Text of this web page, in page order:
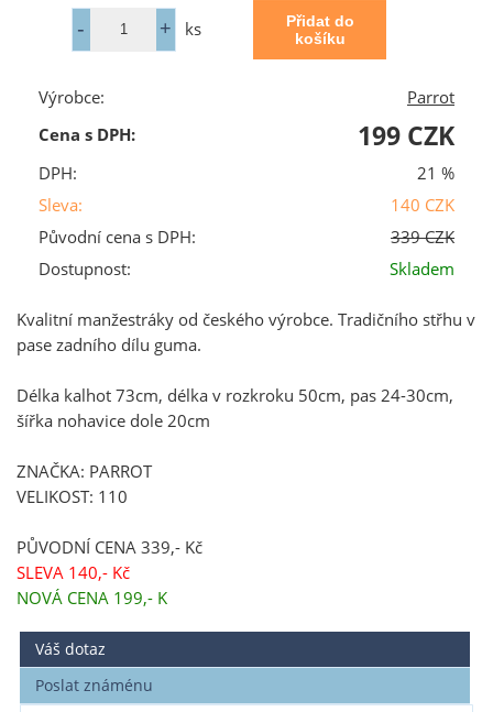
ks
Výrobce:
Parrot
Cena s DPH:
199 CZK
DPH:
21 %
Sleva:
140 CZK
Původní cena s DPH:
339 CZK
Dostupnost:
Skladem
Kvalitní manžestráky od českého výrobce. Tradičního střhu v
pase zadního dílu guma.
Délka kalhot 73cm, délka v rozkroku 50cm, pas 24-30cm,
šířka nohavice dole 20cm
ZNAČKA: PARROT
VELIKOST: 110
PŮVODNÍ CENA 339,- Kč
SLEVA 140,- Kč
NOVÁ CENA 199,- K
Váš dotaz
Poslat známénu